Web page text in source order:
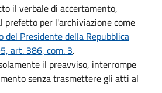
il verbale di accertamento,
per l'archiviazione come
del Presidente della Repubblica
art. 386, com. 3.
il preavviso, interrompe
senza trasmettere gli atti al